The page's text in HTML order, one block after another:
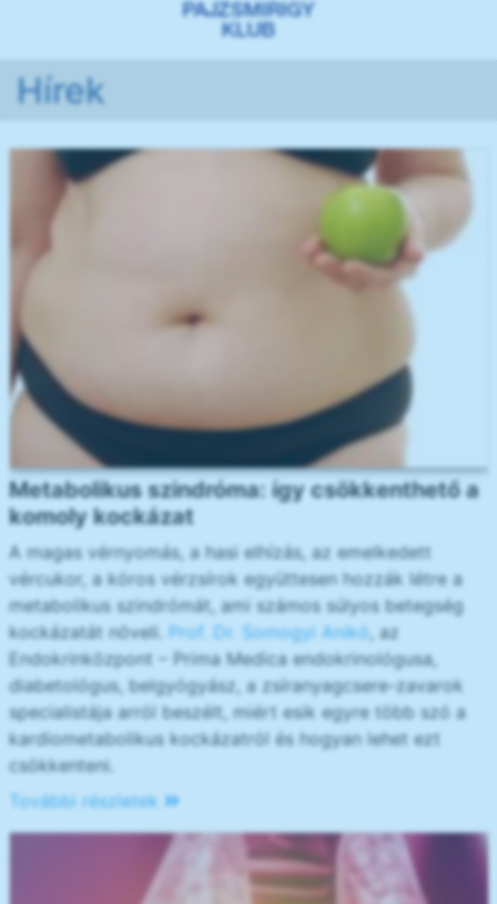
Hírek
Metabolikus szindróma: így csökkenthető a
komoly kockázat
A magas vérnyomás, a hasi elhízás, az emelkedett
vércukor, a kóros vérzsírok együttesen hozzák létre a
metabolikus szindrómát, ami számos súlyos betegség
kockázatát növeli. Prof. Dr. Somogyi Anikó, az
Endokrinközpont – Prima Medica endokrinológusa,
diabetológus, belgyógyász, a zsíranyagcsere-zavarok
specialistája arról beszélt, miért esik egyre több szó a
kardiometabolikus kockázatról és hogyan lehet ezt
csökkenteni.
További részletek